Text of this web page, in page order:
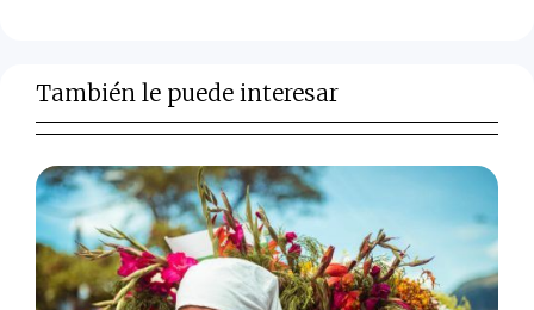
También le puede interesar